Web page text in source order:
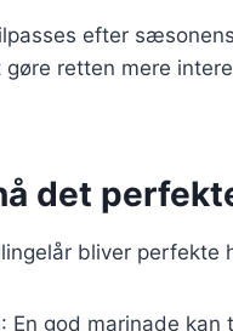
efter
retten mere
det
bliver
: En god marinade